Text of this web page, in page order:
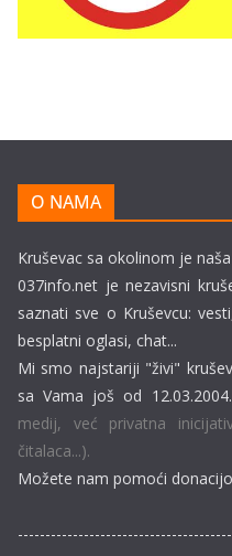
O NAMA
Kruševac sa okolinom je
037info.net je nezavisni
saznati sve o Kruševcu:
besplatni oglasi, chat...
Mi smo najstariji "živi"
sa Vama još od 12.03.2004.
medij, već privatna
čitalaca...).
Možete nam pomoći